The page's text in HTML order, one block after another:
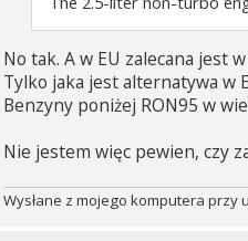
No tak. A w EU zalecana jest
Tylko jaka jest alternatywa w
Benzyny poniżej RON95 w
Nie jestem więc pewien, czy
Wysłane z mojego komputera przy